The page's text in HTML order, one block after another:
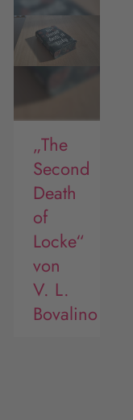
„The
Second
Death
of
Locke“
von
V. L.
Bovalino